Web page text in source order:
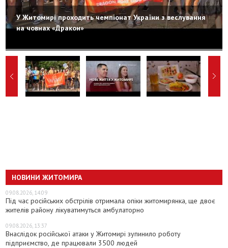
У Житомирі проходить чемпіонат України з веслування
на човнах «Дракон»
НОВИНИ ЖИТОМИРА
09.08.2026, 14:09
Під час російських обстрілів отримала опіки житомирянка, ще двоє
жителів району лікуватимуться амбулаторно
09.08.2026, 13:37
Внаслідок російської атаки у Житомирі зупинило роботу
підприємство, де працювали 3500 людей